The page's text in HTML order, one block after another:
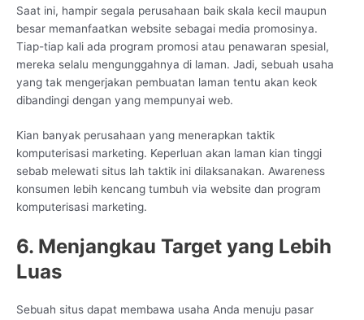
Saat ini, hampir segala perusahaan baik skala kecil maupun
besar memanfaatkan website sebagai media promosinya.
Tiap-tiap kali ada program promosi atau penawaran spesial,
mereka selalu mengunggahnya di laman. Jadi, sebuah usaha
yang tak mengerjakan pembuatan laman tentu akan keok
dibandingi dengan yang mempunyai web.
Kian banyak perusahaan yang menerapkan taktik
komputerisasi marketing. Keperluan akan laman kian tinggi
sebab melewati situs lah taktik ini dilaksanakan. Awareness
konsumen lebih kencang tumbuh via website dan program
komputerisasi marketing.
6. Menjangkau Target yang Lebih
Luas
Sebuah situs dapat membawa usaha Anda menuju pasar